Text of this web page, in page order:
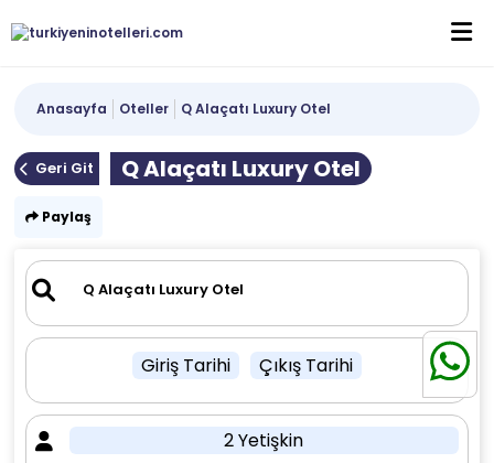
Anasayfa Oteller Q Alaçatı Luxury Otel
Geri Git Q Alaçatı Luxury Otel
Paylaş
Giriş Tarihi Çıkış Tarihi
2 Yetişkin